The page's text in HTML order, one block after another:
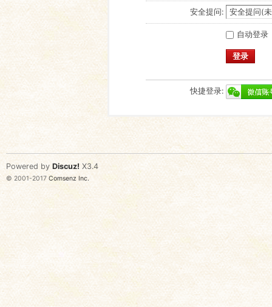
安全提问:
自动登录
登录
快捷登录:
Powered by Discuz! X3.4
© 2001-2017 Comsenz Inc.